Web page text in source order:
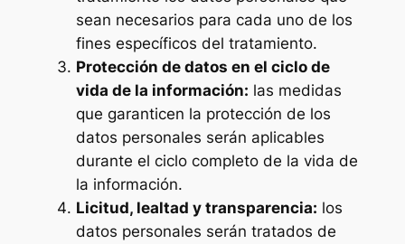
sean necesarios para cada uno de los
fines específicos del tratamiento.
Protección de datos en el ciclo de
vida de la información: las medidas
que garanticen la protección de los
datos personales serán aplicables
durante el ciclo completo de la vida de
la información.
Licitud, lealtad y transparencia: los
datos personales serán tratados de